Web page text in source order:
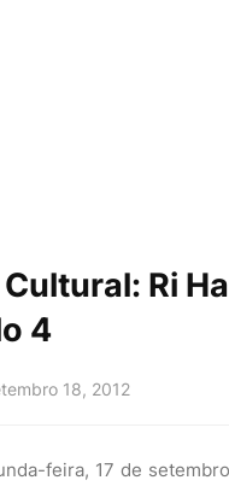
Ri
4
18, 2012
feira, 17 de